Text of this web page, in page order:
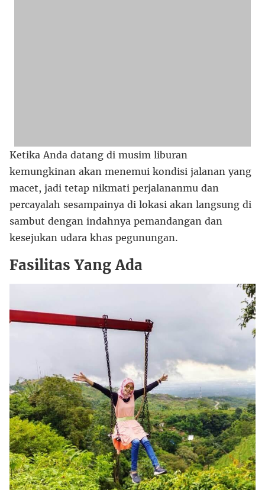
Ketika Anda datang di musim liburan
kemungkinan akan menemui kondisi jalanan yang
macet, jadi tetap nikmati perjalananmu dan
percayalah sesampainya di lokasi akan langsung di
sambut dengan indahnya pemandangan dan
kesejukan udara khas pegunungan.
Fasilitas Yang Ada